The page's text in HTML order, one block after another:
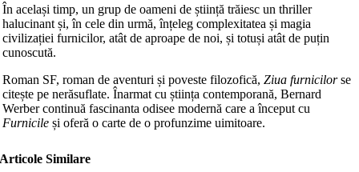
În același timp, un grup de oameni de știință trăiesc un thriller
halucinant și, în cele din urmă, înțeleg complexitatea și magia
civilizației furnicilor, atât de aproape de noi, și totuși atât de puțin
cunoscută.
Roman SF, roman de aventuri și poveste filozofică, Ziua furnicilorse
citește pe nerăsuflate. Înarmat cu știința contemporană, Bernard
Werber continuă fascinanta odisee modernă care a început cu
Furnicile și oferă o carte de o profunzime uimitoare.
Articole Similare